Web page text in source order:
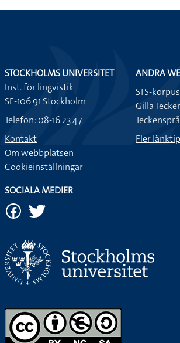
STOCKHOLMS UNIVERSITET
Inst. för lingvistik
SE-106 91 Stockholm
Telefon: 08-16 23 47
Kontakt
Om webbplatsen
Cookieinställningar
ANDRA
STS-korpus
Gilla
Fler
SOCIALA MEDIER